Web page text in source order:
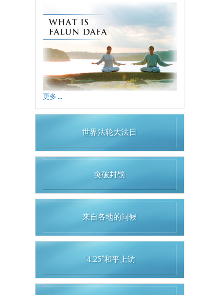
更多 ...
世界法轮大法日
突破封锁
来自各地的问候
“4.25”和平上访